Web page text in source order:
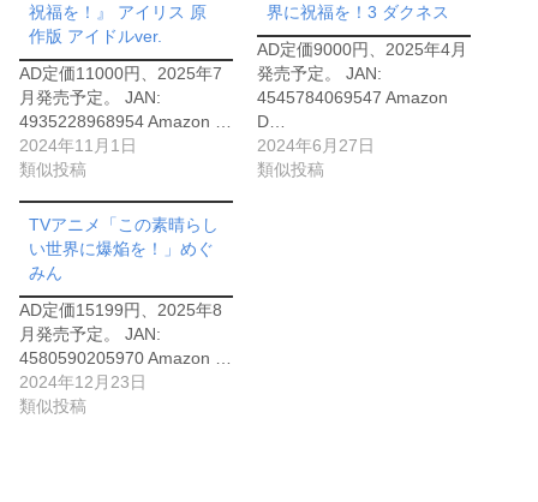
祝福を！』 アイリス 原
作版 アイドルver.
AD定価11000円、2025年7
月発売予定。 JAN:
4935228968954 Amazon …
2024年11月1日
類似投稿
界に祝福を！3 ダクネス
AD定価9000円、2025年4月
発売予定。 JAN:
4545784069547 Amazon
D…
2024年6月27日
類似投稿
TVアニメ「この素晴らし
い世界に爆焔を！」めぐ
みん
AD定価15199円、2025年8
月発売予定。 JAN:
4580590205970 Amazon …
2024年12月23日
類似投稿